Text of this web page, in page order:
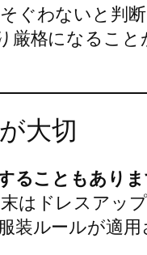
ぐわないと判
格になること
大切
ることもあり
はドレスアッ
ルールが適用